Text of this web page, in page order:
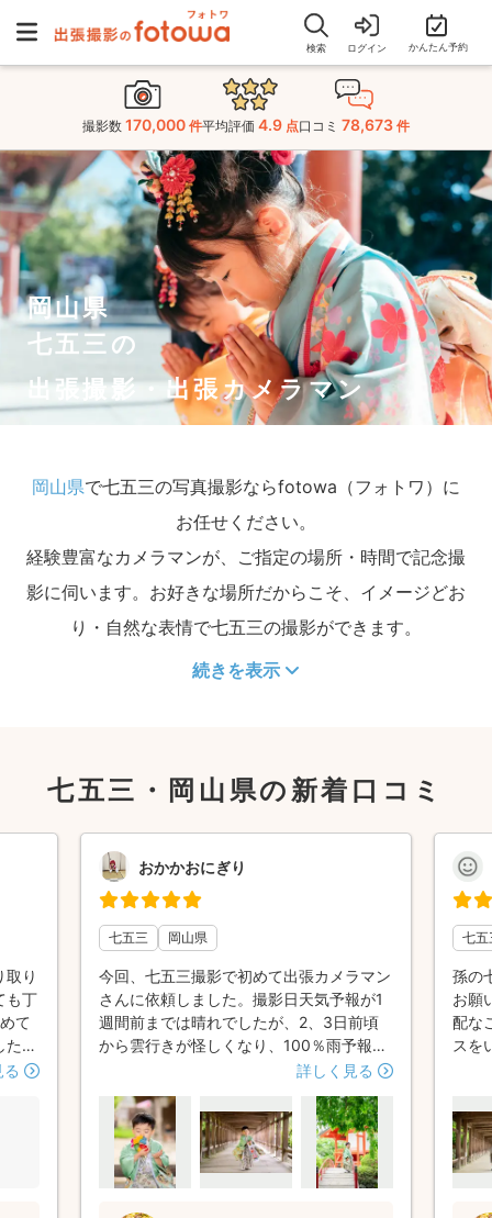
検索 ログイン かんたん予約
撮影数 170,000 件平均評価 4.9 点口コミ 78,673 件
岡山県
七五三の
出張撮影・出張カメラマン
岡山県で七五三の写真撮影ならfotowa（フォトワ）に
お任せください。
経験豊富なカメラマンが、ご指定の場所・時間で記念撮
影に伺います。お好きな場所だからこそ、イメージどお
り・自然な表情で七五三の撮影ができます。
続きを表示
七五三・岡山県の新着口コミ
取り
も丁
て
たが
写真
おかかおにぎり
七五三 岡山県
今回、七五三撮影で初めて出張カメラマン
さんに依頼しました。撮影日天気予報が1
週間前までは晴れでしたが、2、3日前頃
から雲行きが怪しくなり、100％雨予報に
なってからは日程変更のご相談をさせてい
れながら午前が良いか、午後が良いか、時
間単位でもご確認いただいたり、前日の夜
まで何度もDMでやり取りさせていただ
き、当日は本当に奇跡的なベストなタイミ
詳しく見る
七五
孫の
お願
配な
スを
安心
たの
ずに